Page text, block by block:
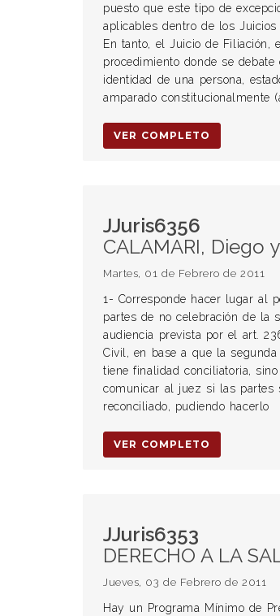
puesto que este tipo de
aplicables dentro de los Juicios
En tanto, el Juicio de Filiación,
procedimiento donde se debate
identidad de una persona,
amparado constitucionalmente
VER COMPLETO
JJuris6356
CALAMARI, Diego y TREPAT, Andrea s/ SEPARACION PERSONAL POR MUTUO CONS. HOY DIVORCIO VINCULAR POR PRESENTACION CONJUNTA (TOMO 25 folio 349 nro. 2). Juzgado en lo Civil y
Martes, 01 de Febrero de 2011
1- Corresponde hacer lugar al
partes de no celebración de la
audiencia prevista por el art.
Civil, en base a que la segunda
tiene finalidad conciliatoria,
comunicar al juez si las partes
reconciliado, pudiendo hacerlo
VER COMPLETO
JJuris6353
DERECHO A LA SALUD. SIDA O HIV.
Jueves, 03 de Febrero de 2011
Hay un Programa Mínimo de